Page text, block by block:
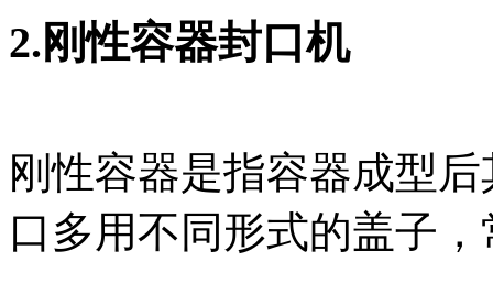
2.刚性容器封口机
刚性容器是指容器成型
口多用不同形式的盖子